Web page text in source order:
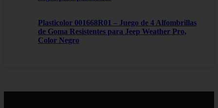
Plasticolor 001668R01 – Juego de 4 Alfombrillas
de Goma Resistentes para Jeep Weather Pro,
Color Negro